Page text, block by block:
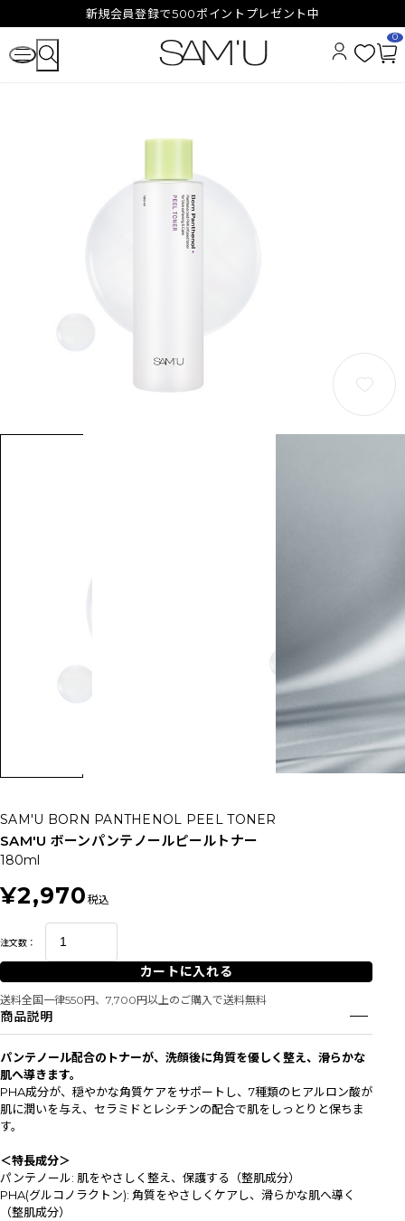
新規会員登録で500ポイントプレゼント中
0
SAM'U BORN PANTHENOL PEEL TONER
SAM'U ボーンパンテノールピールトナー
180ml
¥2,970 税込
注文数：
カートに入れる
送料全国一律550円、7,700円以上のご購入で送料無料
商品説明
パンテノール配合のトナーが、洗顔後に角質を優しく整え、滑らかな
肌へ導きます。
PHA成分が、穏やかな角質ケアをサポートし、7種類のヒアルロン酸が
肌に潤いを与え、セラミドとレシチンの配合で肌をしっとりと保ちま
す。
＜特長成分＞
パンテノール: 肌をやさしく整え、保護する（整肌成分）
PHA(グルコノラクトン): 角質をやさしくケアし、滑らかな肌へ導く
（整肌成分）